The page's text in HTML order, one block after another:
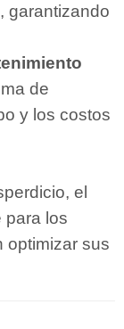
garantizando
de
y los costos
el
para los
optimizar sus